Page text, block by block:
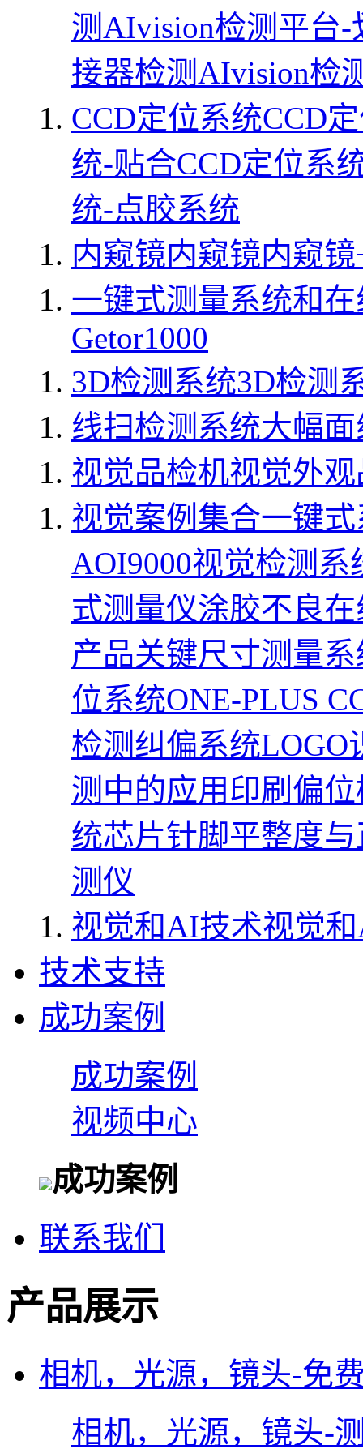
测 AIvision检测平台-
接器检测 AIvision检
CCD定位系统CCD
统-贴合CCD定位系
统-点胶系统
内窥镜内窥镜内窥
一键式测量系统和
Getor1000
3D检测系统3D检测
线扫检测系统大幅
视觉品检机视觉外观
视觉案例集合一键
AOI9000视觉检测系
式测量仪涂胶不良
产品关键尺寸测量系
位系统ONE-PLUS
检测 纠偏系统LOGO
测中的应用 印刷偏
统芯片针脚平整度
测仪
视觉和AI技术视觉
技术支持
成功案例
成功案例
视频中心
成功案例
联系我们
产品展示
相机，光源，镜头-免
相机，光源，镜头-